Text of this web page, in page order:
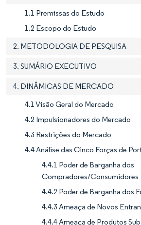
1.1 Premissas do Estudo
1.2 Escopo do Estudo
2. METODOLOGIA DE PESQUISA
3. SUMÁRIO EXECUTIVO
4. DINÂMICAS DE MERCADO
4.1 Visão Geral do Mercado
4.2 Impulsionadores do Mercado
4.3 Restrições do Mercado
4.4 Análise das Cinco Forças de
4.4.1 Poder de Barganha dos
Compradores/Consumidores
4.4.2 Poder de Barganha dos
4.4.3 Ameaça de Novos
4.4.4 Ameaça de Produtos